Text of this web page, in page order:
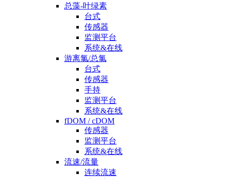
总藻-叶绿素
台式
传感器
监测平台
系统&在线
游离氯/总氯
台式
传感器
手持
监测平台
系统&在线
fDOM / cDOM
传感器
监测平台
系统&在线
流速/流量
连续流速